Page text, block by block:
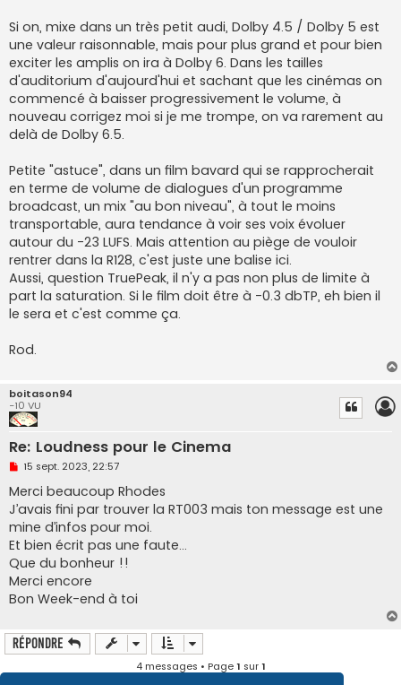
Si on, mixe dans un très petit audi, Dolby 4.5 / Dolby 5 est
une valeur raisonnable, mais pour plus grand et pour bien
exciter les amplis on ira à Dolby 6. Dans les tailles
d'auditorium d'aujourd'hui et sachant que les cinémas on
commencé à baisser progressivement le volume, à
nouveau corrigez moi si je me trompe, on va rarement au
delà de Dolby 6.5.
Petite "astuce", dans un film bavard qui se rapprocherait
en terme de volume de dialogues d'un programme
broadcast, un mix "au bon niveau", à tout le moins
transportable, aura tendance à voir ses voix évoluer
autour du -23 LUFS. Mais attention au piège de vouloir
rentrer dans la R128, c'est juste une balise ici.
Aussi, question TruePeak, il n'y a pas non plus de limite à
part la saturation. Si le film doit être à -0.3 dbTP, eh bien il
le sera et c'est comme ça.
Rod.
boitason94
-10 VU
Re: Loudness pour le Cinema
M
s
s
a
g
e
n
o
n
l
u
15 sept. 2023, 22:57
Merci beaucoup Rhodes
J’avais fini par trouver la RT003 mais ton message est une
mine d’infos pour moi.
Et bien écrit pas une faute…
Que du bonheur !!
Merci encore
Bon Week-end à toi
Répondre
4 messages • Page1 sur1